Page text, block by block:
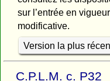
sur l’entrée en
modificative.
Version la plus
C.P.L.M. c. P32